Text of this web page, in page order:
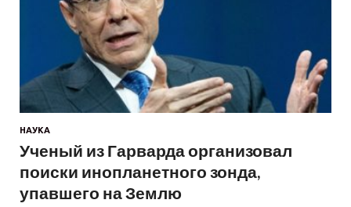
НАУКА
Ученый из Гарварда организовал
поиски инопланетного зонда,
упавшего на Землю